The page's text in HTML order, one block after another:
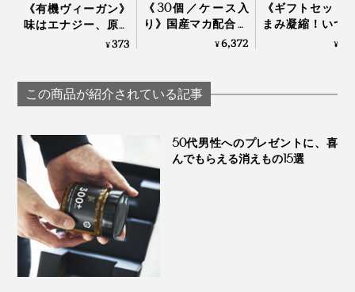
ースに混ぜて。パウンドケーキやクッキーづくりに足し
て……あなたのお気に入りを見つけてください。
《有機ヴィーガン》
味はエナジー、原料
は有機の「エナジー
¥373
《30個／ケース入
り》国産マカ配合 夜
はハイボール、朝は
マカレモン
¥6,372
《ギフトセット
まみ凝縮！いつ
醤油・お酢が宗
COMPANY
¥
この商品が紹介されている記事
50代男性へのプレゼントに、喜
んでもらえる消えもの15選